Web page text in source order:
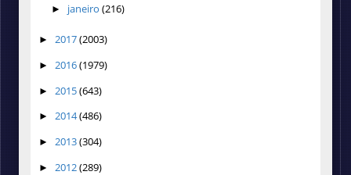
► janeiro (216)
► 2017(2003)
► 2016(1979)
► 2015(643)
► 2014(486)
► 2013(304)
► 2012(289)